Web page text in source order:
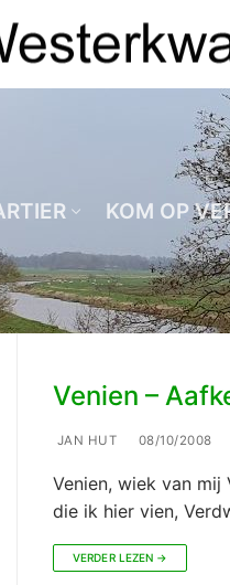
KOM OP
Venien –
JAN HUT 08/10/2008
Venien, wiek van mij
die ik hier vien,
VERDER LEZEN →